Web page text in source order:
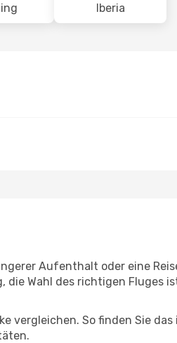
Iberia
Aufenthalt oder eine
Wahl des richtigen Fluges
vergleichen. So finden Sie